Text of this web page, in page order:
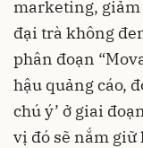
marketing,
đại trà không
phân đoạn
hậu quảng cáo,
chú ý’ ở giai
vị đó sẽ nắm giữ